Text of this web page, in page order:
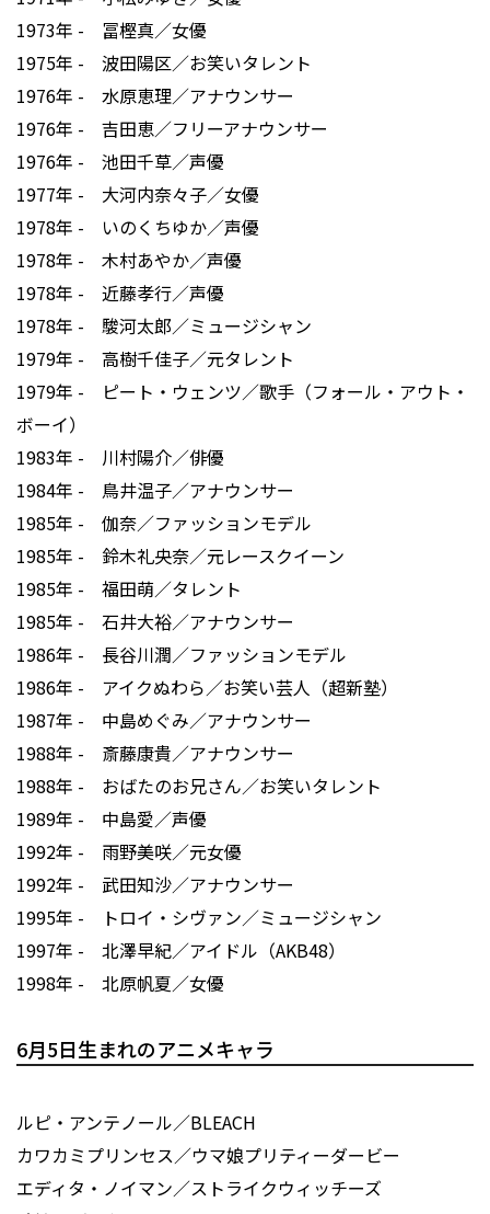
1973年 - 冨樫真／女優
1975年 - 波田陽区／お笑いタレント
1976年 - 水原恵理／アナウンサー
1976年 - 吉田恵／フリーアナウンサー
1976年 - 池田千草／声優
1977年 - 大河内奈々子／女優
1978年 - いのくちゆか／声優
1978年 - 木村あやか／声優
1978年 - 近藤孝行／声優
1978年 - 駿河太郎／ミュージシャン
1979年 - 高樹千佳子／元タレント
1979年 - ピート・ウェンツ／歌手（フォール・アウト・
ボーイ）
1983年 - 川村陽介／俳優
1984年 - 鳥井温子／アナウンサー
1985年 - 伽奈／ファッションモデル
1985年 - 鈴木礼央奈／元レースクイーン
1985年 - 福田萌／タレント
1985年 - 石井大裕／アナウンサー
1986年 - 長谷川潤／ファッションモデル
1986年 - アイクぬわら／お笑い芸人（超新塾）
1987年 - 中島めぐみ／アナウンサー
1988年 - 斎藤康貴／アナウンサー
1988年 - おばたのお兄さん／お笑いタレント
1989年 - 中島愛／声優
1992年 - 雨野美咲／元女優
1992年 - 武田知沙／アナウンサー
1995年 - トロイ・シヴァン／ミュージシャン
1997年 - 北澤早紀／アイドル（AKB48）
1998年 - 北原帆夏／女優
6月5日生まれのアニメキャラ
ルピ・アンテノール／BLEACH
カワカミプリンセス／ウマ娘プリティーダービー
エディタ・ノイマン／ストライクウィッチーズ